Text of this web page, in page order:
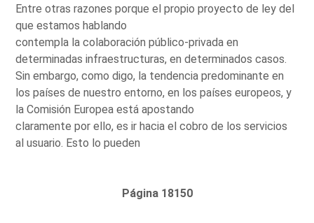
Entre otras razones porque el propio proyecto de ley del
que estamos hablando
contempla la colaboración público-privada en
determinadas infraestructuras, en determinados casos.
Sin embargo, como digo, la tendencia predominante en
los países de nuestro entorno, en los países europeos, y
la Comisión Europea está apostando
claramente por ello, es ir hacia el cobro de los servicios
al usuario. Esto lo pueden
Página 18150